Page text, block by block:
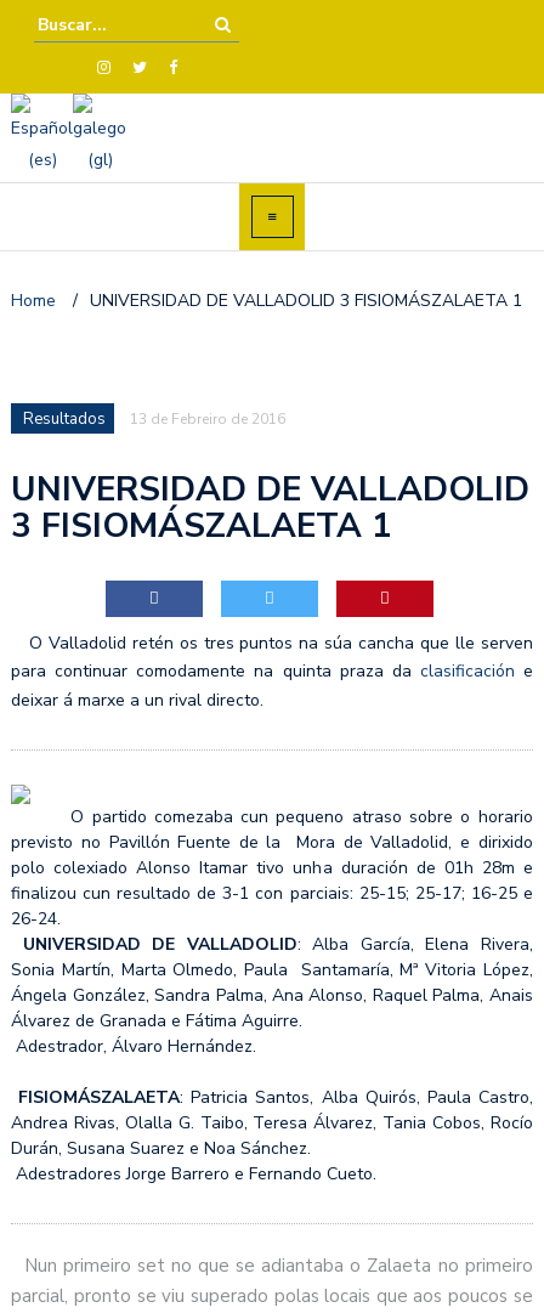
Home / UNIVERSIDAD DE VALLADOLID 3 FISIOMÁSZALAETA 1
Resultados 13 de Febreiro de 2016
UNIVERSIDAD DE VALLADOLID
3 FISIOMÁSZALAETA 1
O Valladolid retén os tres puntos na súa cancha que lle serven
para continuar comodamente na quinta praza da clasificación e
deixar á marxe a un rival directo.
O partido comezaba cun pequeno atraso sobre o horario
previsto no Pavillón Fuente de la Mora de Valladolid, e dirixido
polo colexiado Alonso Itamar tivo unha duración de 01h 28m e
finalizou cun resultado de 3-1 con parciais: 25-15; 25-17; 16-25 e
26-24.
UNIVERSIDAD DE VALLADOLID: Alba García, Elena Rivera,
Sonia Martín, Marta Olmedo, Paula Santamaría, Mª Vitoria López,
Ángela González, Sandra Palma, Ana Alonso, Raquel Palma, Anais
Álvarez de Granada e Fátima Aguirre.
Adestrador, Álvaro Hernández.
FISIOMÁSZALAETA: Patricia Santos, Alba Quirós, Paula Castro,
Andrea Rivas, Olalla G. Taibo, Teresa Álvarez, Tania Cobos, Rocío
Durán, Susana Suarez e Noa Sánchez.
Adestradores Jorge Barrero e Fernando Cueto.
Nun primeiro set no que se adiantaba o Zalaeta no primeiro
parcial, pronto se viu superado polas locais que aos poucos se